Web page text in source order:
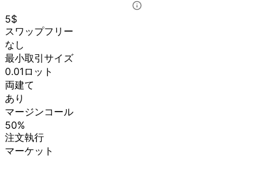
5$
スワップフリー
なし
最小取引サイズ
0.01ロット
両建て
あり
マージンコール
50%
注文執行
マーケット